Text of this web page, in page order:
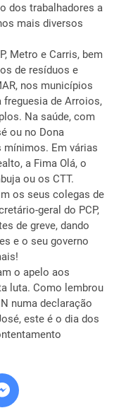
dos trabalhadores a
mais diversos
Metro e Carris, bem
de resíduos e
nos municípios
freguesia de Arroios,
Na saúde, com
ou no Dona
mínimos. Em várias
a Fima Olá, o
ou os CTT.
os seus colegas de
geral do PCP,
de greve, dando
e o seu governo
o apelo aos
luta. Como lembrou
numa declaração
este é o dia dos